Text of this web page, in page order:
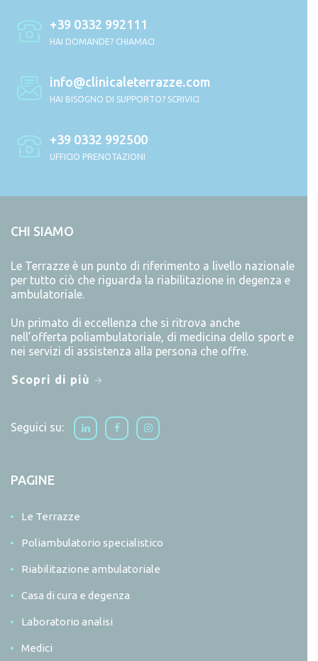
+39 0332 992111
HAI DOMANDE? CHIAMACI
info@clinicaleterrazze.com
HAI BISOGNO DI SUPPORTO? SCRIVICI
+39 0332 992500
UFFICIO PRENOTAZIONI
CHI SIAMO
Le Terrazze è un punto di riferimento a livello nazionale
per tutto ciò che riguarda la riabilitazione in degenza e
ambulatoriale.
Un primato di eccellenza che si ritrova anche
nell’offerta poliambulatoriale, di medicina dello sport e
nei servizi di assistenza alla persona che offre.
Scopri di più
Seguici su:
PAGINE
Le Terrazze
Poliambulatorio specialistico
Riabilitazione ambulatoriale
Casa di cura e degenza
Laboratorio analisi
Medici